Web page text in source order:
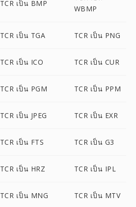
TCR เป็น BMP
WBMP
TCR เป็น TGA TCR เป็น PNG
TCR เป็น ICO TCR เป็น CUR
TCR เป็น PGM TCR เป็น PPM
TCR เป็น JPEG TCR เป็น EXR
TCR เป็น FTS TCR เป็น G3
TCR เป็น HRZ TCR เป็น IPL
TCR เป็น MNG TCR เป็น MTV